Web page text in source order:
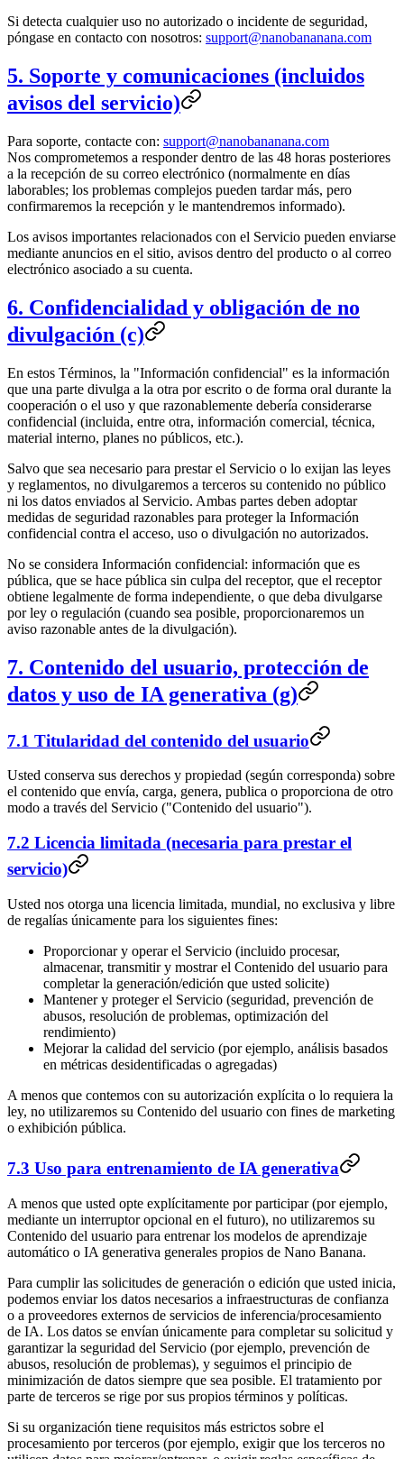
Si detecta cualquier uso no autorizado o incidente de seguridad,
póngase en contacto con nosotros: support@nanobananana.com
5. Soporte y comunicaciones (incluidos
avisos del servicio)
Para soporte, contacte con: support@nanobananana.com
Nos comprometemos a responder dentro de las 48 horas posteriores
a la recepción de su correo electrónico (normalmente en días
laborables; los problemas complejos pueden tardar más, pero
confirmaremos la recepción y le mantendremos informado).
Los avisos importantes relacionados con el Servicio pueden enviarse
mediante anuncios en el sitio, avisos dentro del producto o al correo
electrónico asociado a su cuenta.
6. Confidencialidad y obligación de no
divulgación (c)
En estos Términos, la "Información confidencial" es la información
que una parte divulga a la otra por escrito o de forma oral durante la
cooperación o el uso y que razonablemente debería considerarse
confidencial (incluida, entre otra, información comercial, técnica,
material interno, planes no públicos, etc.).
Salvo que sea necesario para prestar el Servicio o lo exijan las leyes
y reglamentos, no divulgaremos a terceros su contenido no público
ni los datos enviados al Servicio. Ambas partes deben adoptar
medidas de seguridad razonables para proteger la Información
confidencial contra el acceso, uso o divulgación no autorizados.
No se considera Información confidencial: información que es
pública, que se hace pública sin culpa del receptor, que el receptor
obtiene legalmente de forma independiente, o que deba divulgarse
por ley o regulación (cuando sea posible, proporcionaremos un
aviso razonable antes de la divulgación).
7. Contenido del usuario, protección de
datos y uso de IA generativa (g)
7.1 Titularidad del contenido del usuario
Usted conserva sus derechos y propiedad (según corresponda) sobre
el contenido que envía, carga, genera, publica o proporciona de otro
modo a través del Servicio ("Contenido del usuario").
7.2 Licencia limitada (necesaria para prestar el
servicio)
Usted nos otorga una licencia limitada, mundial, no exclusiva y libre
de regalías únicamente para los siguientes fines:
Proporcionar y operar el Servicio (incluido procesar,
almacenar, transmitir y mostrar el Contenido del usuario para
completar la generación/edición que usted solicite)
Mantener y proteger el Servicio (seguridad, prevención de
abusos, resolución de problemas, optimización del
rendimiento)
Mejorar la calidad del servicio (por ejemplo, análisis basados
en métricas desidentificadas o agregadas)
A menos que contemos con su autorización explícita o lo requiera la
ley, no utilizaremos su Contenido del usuario con fines de marketing
o exhibición pública.
7.3 Uso para entrenamiento de IA generativa
A menos que usted opte explícitamente por participar (por ejemplo,
mediante un interruptor opcional en el futuro), no utilizaremos su
Contenido del usuario para entrenar los modelos de aprendizaje
automático o IA generativa generales propios de Nano Banana.
Para cumplir las solicitudes de generación o edición que usted inicia,
podemos enviar los datos necesarios a infraestructuras de confianza
o a proveedores externos de servicios de inferencia/procesamiento
de IA. Los datos se envían únicamente para completar su solicitud y
garantizar la seguridad del Servicio (por ejemplo, prevención de
abusos, resolución de problemas), y seguimos el principio de
minimización de datos siempre que sea posible. El tratamiento por
parte de terceros se rige por sus propios términos y políticas.
Si su organización tiene requisitos más estrictos sobre el
procesamiento por terceros (por ejemplo, exigir que los terceros no